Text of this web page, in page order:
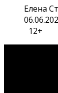
Елена
12+